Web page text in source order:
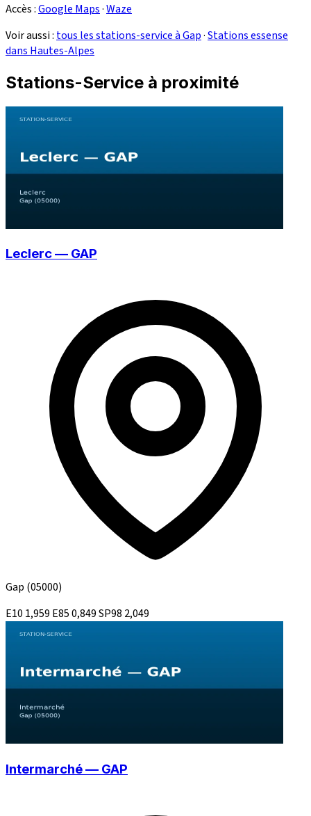
Accès :Google Maps·Waze
Voir aussi : tous les stations-service à Gap·Stations essense
dans Hautes-Alpes
Stations-Service à proximité
Leclerc — GAP
Gap (05000)
E10 1,959 E850,849SP98 2,049
Intermarché — GAP